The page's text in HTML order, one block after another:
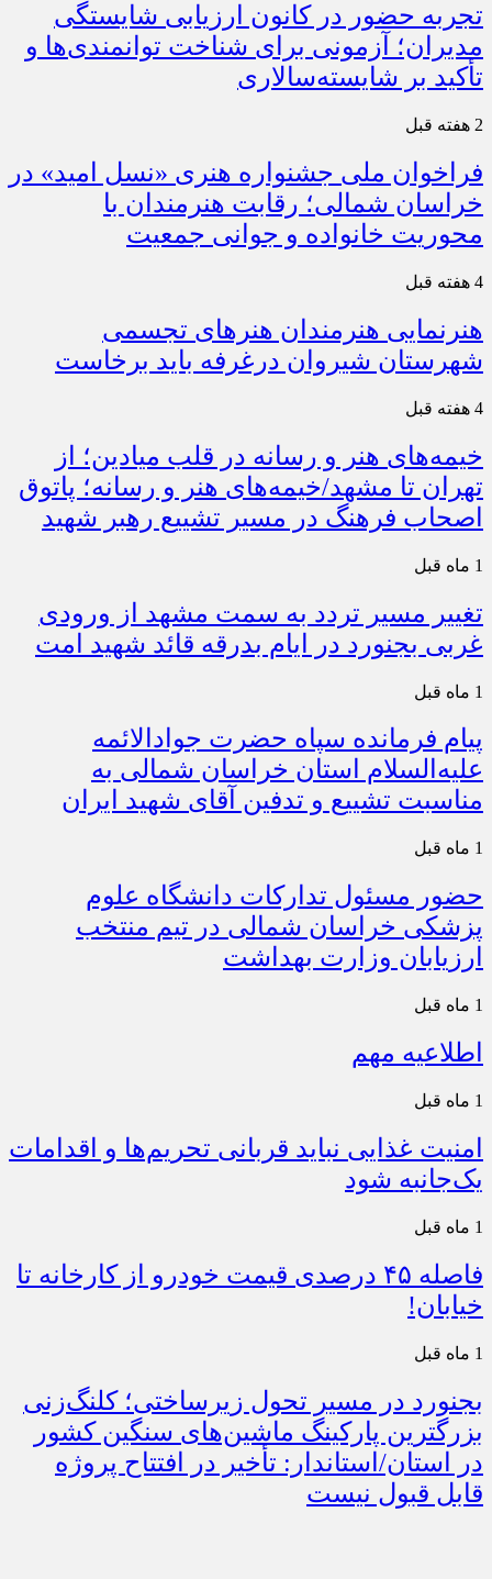
تجربه حضور در کانون ارزیابی شایستگی
مدیران؛ آزمونی برای شناخت توانمندی‌ها و
تأکید بر شایسته‌سالاری
2 هفته قبل
فراخوان ملی جشنواره هنری «نسل امید» در
خراسان شمالی؛ رقابت هنرمندان با
محوریت خانواده و جوانی جمعیت
4 هفته قبل
هنرنمایی هنرمندان هنرهای تجسمی
شهرستان شیروان درغرفه باید برخاست
4 هفته قبل
خیمه‌های هنر و رسانه در قلب میادین؛ از
تهران تا مشهد/خیمه‌های هنر و رسانه؛ پاتوق
اصحاب فرهنگ در مسیر تشییع رهبر شهید
1 ماه قبل
تغییر مسیر تردد به سمت مشهد از ورودی
غربی بجنورد در ایام بدرقه قائد شهید امت
1 ماه قبل
پیام فرمانده سپاه حضرت جوادالائمه
علیه‌السلام استان خراسان شمالی به
مناسبت تشییع و تدفین آقای شهید ایران
1 ماه قبل
حضور مسئول تدارکات دانشگاه علوم
پزشکی خراسان شمالی در تیم منتخب
ارزیابان وزارت بهداشت
1 ماه قبل
اطلاعیه مهم
1 ماه قبل
امنیت غذایی نباید قربانی تحریم‌ها و اقدامات
یک‌جانبه شود
1 ماه قبل
فاصله ۴۵ درصدی قیمت خودرو از کارخانه تا
خیابان!
1 ماه قبل
بجنورد در مسیر تحول زیرساختی؛ کلنگ‌زنی
بزرگترین پارکینگ ماشین‌های سنگین کشور
در استان/استاندار: تأخیر در افتتاح پروژه
قابل قبول نیست